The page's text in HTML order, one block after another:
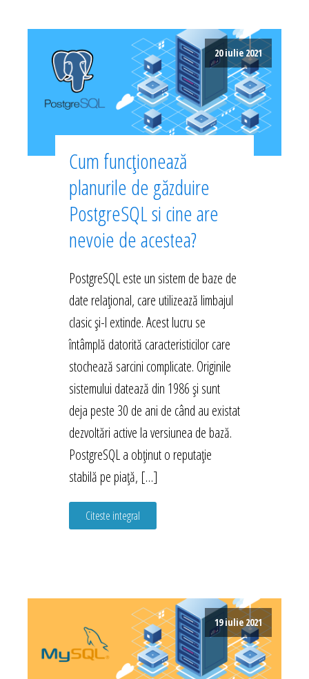
20 iulie 2021
Cum funcționează
planurile de găzduire
PostgreSQL si cine are
nevoie de acestea?
PostgreSQL este un sistem de baze de
date relațional, care utilizează limbajul
clasic și-l extinde. Acest lucru se
întâmplă datorită caracteristicilor care
stochează sarcini complicate. Originile
sistemului datează din 1986 și sunt
deja peste 30 de ani de când au existat
dezvoltări active la versiunea de bază.
PostgreSQL a obținut o reputație
stabilă pe piață, […]
Citeste integral
19 iulie 2021